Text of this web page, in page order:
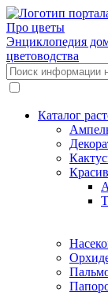
Про цветы
Энциклопедия
цветоводства
Каталог